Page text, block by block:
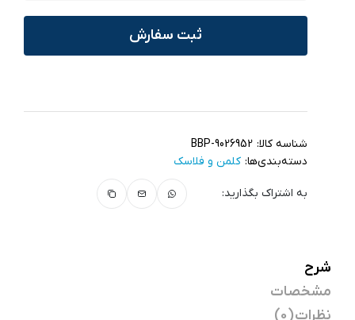
ثبت سفارش
شناسه کالا: BBP-9026952
دسته‌بندی‌ها: کلمن و فلاسک
به اشتراک بگذارید:
شرح
مشخصات
نظرات (0)